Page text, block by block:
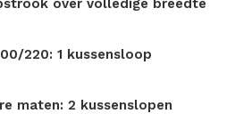
over volledige breedte
220: 1 kussensloop
maten: 2 kussenslopen